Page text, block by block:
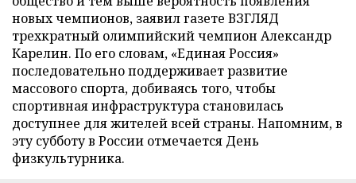
новых чемпионов, заявил газете ВЗГЛЯД
трехкратный олимпийский чемпион Александр
Карелин. По его словам, «Единая Россия»
последовательно поддерживает развитие
массового спорта, добиваясь того, чтобы
спортивная инфраструктура становилась
доступнее для жителей всей страны. Напомним, в
эту субботу в России отмечается День
физкультурника.